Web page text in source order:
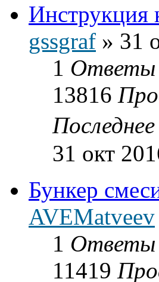
Инструкция
gssgraf » 31
1 Ответы
13816
31 окт
Бункер
AVEMatveev
1 Ответы
11419